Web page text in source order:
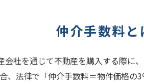
仲介手数料と
会社を通じて不動産を購入する際に
、法律で「仲介手数料＝物件価格の